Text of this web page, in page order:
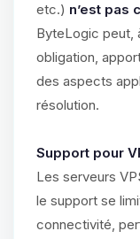
etc.) n’est pas
ByteLogic peut,
obligation,
des aspects
résolution.
Support pour
Les serveurs
le support se
connectivité,